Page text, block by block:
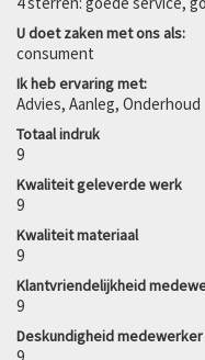
U doet zaken met ons als:
consument
Ik heb ervaring met:
Advies, Aanleg, Onderhoud
Totaal indruk
9
Kwaliteit geleverde werk
9
Kwaliteit materiaal
9
Klantvriendelijkheid
9
Deskundigheid medewerker